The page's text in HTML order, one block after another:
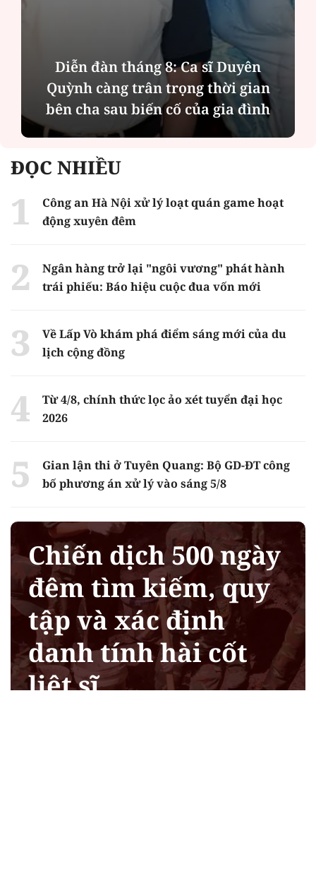
Diễn đàn tháng 8: Ca sĩ Duyên
Quỳnh càng trân trọng thời gian
bên cha sau biến cố của gia đình
ĐỌC NHIỀU
Công an Hà Nội xử lý loạt quán game hoạt
động xuyên đêm
Ngân hàng trở lại "ngôi vương" phát hành
trái phiếu: Báo hiệu cuộc đua vốn mới
Về Lấp Vò khám phá điểm sáng mới của du
lịch cộng đồng
Từ 4/8, chính thức lọc ảo xét tuyển đại học
2026
Gian lận thi ở Tuyên Quang: Bộ GD-ĐT công
bố phương án xử lý vào sáng 5/8
Chiến dịch 500 ngày
đêm tìm kiếm, quy
tập và xác định
danh tính hài cốt
liệt sĩ